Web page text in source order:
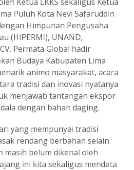
Puluh Kota Nevi Safaruddin
Himpunan Pengusaha
(HIPERMI), UNAND,
Permata Global hadir
Budaya Kabupaten Lima
animo masyarakat, acara
tradisi dan inovasi nyatanya
menjawab tantangan ekspor
dengan bahan daging.
yang mempunyai tradisi
rendang berbahan selain
masih belum dikenal oleh
ini kita sekaligus mendata